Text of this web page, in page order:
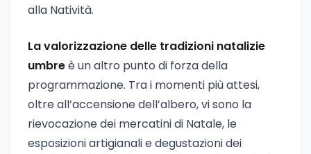
alla Natività.
La valorizzazione delle tradizioni natalizie
umbreè un altro punto di forza della
programmazione. Tra i momenti più attesi,
oltre all’accensione dell’albero, vi sono la
rievocazione dei mercatini di Natale, le
esposizioni artigianali e degustazioni dei